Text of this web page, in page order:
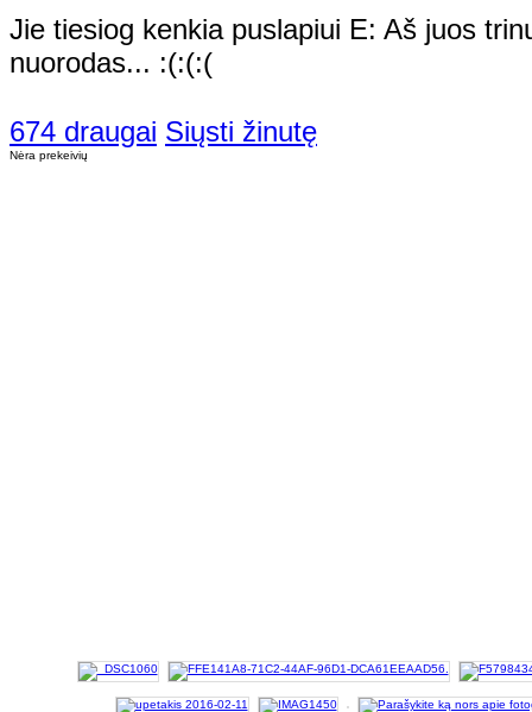
Jie tiesiog kenkia puslapiui E: Aš juos
nuorodas... :(:(:(
674 draugai Siųsti žinutę
Nėra prekeivių